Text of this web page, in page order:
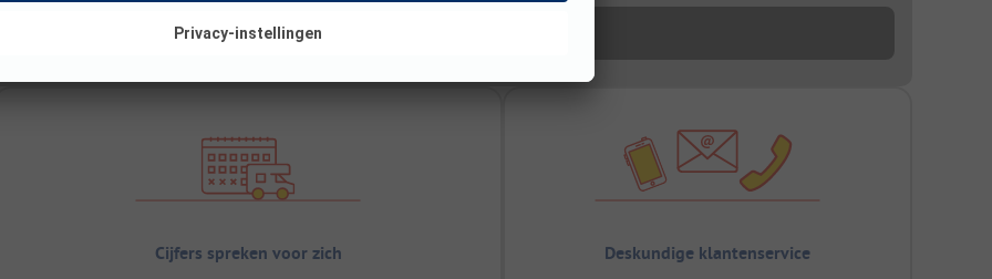
Cijfers spreken voor zich Deskundige klantenservice